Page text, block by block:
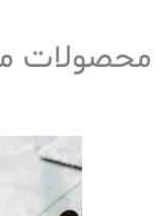
محصولات